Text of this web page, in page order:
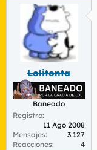
Lolitonta
Baneado
Registro
11 Ago 2008
Mensajes
3.127
Reacciones
4